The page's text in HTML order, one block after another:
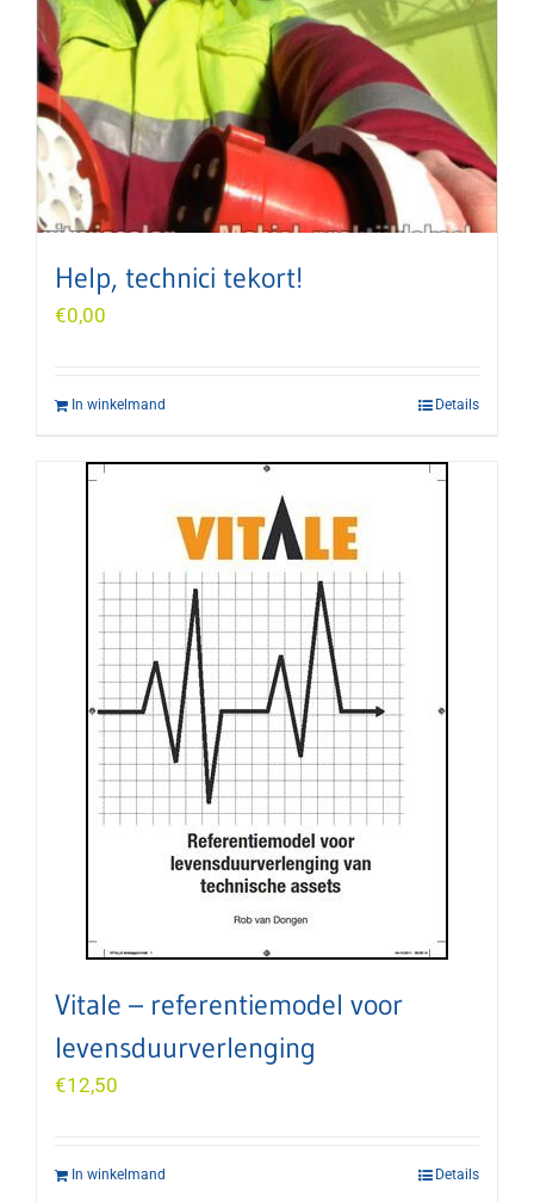
Help, technici tekort!
€0,00
In winkelmand Details
Vitale – referentiemodel voor
levensduurverlenging
€12,50
In winkelmand Details